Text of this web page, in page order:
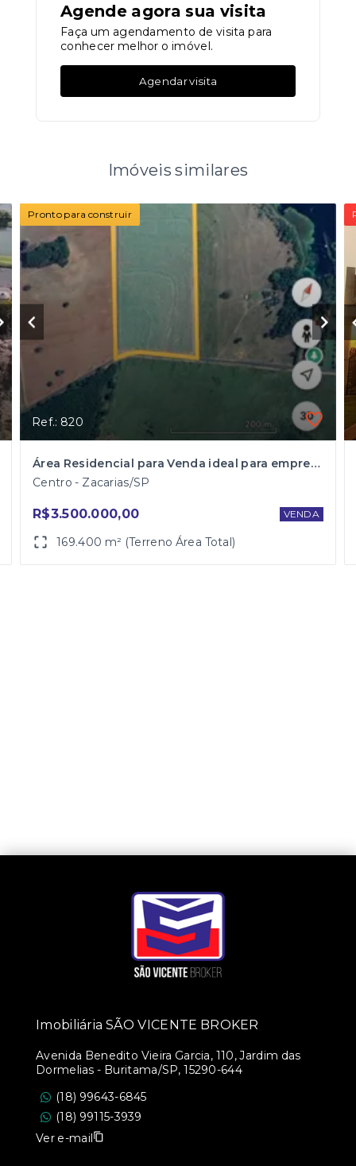
Agende agora sua visita
Faça um agendamento de visita para
conhecer melhor o imóvel.
Agendar visita
Imóveis similares
Pronto para construir
Ref.: 820
Área Residencial para Venda ideal para empreendimento imobiliário às margens do rio
Centro - Zacarias/SP
R$3.500.000,00 VENDA
169.400 m² (Terreno Área Total)
Imobiliária SÃO VICENTE BROKER
Avenida Benedito Vieira Garcia, 110, Jardim das
Dormelias - Buritama/SP, 15290-644
(18) 99643-6845
(18) 99115-3939
Ver e-mail